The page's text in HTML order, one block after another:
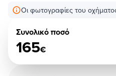
Οι φωτογραφίες του οχήματος
Συνολικό ποσό
165€